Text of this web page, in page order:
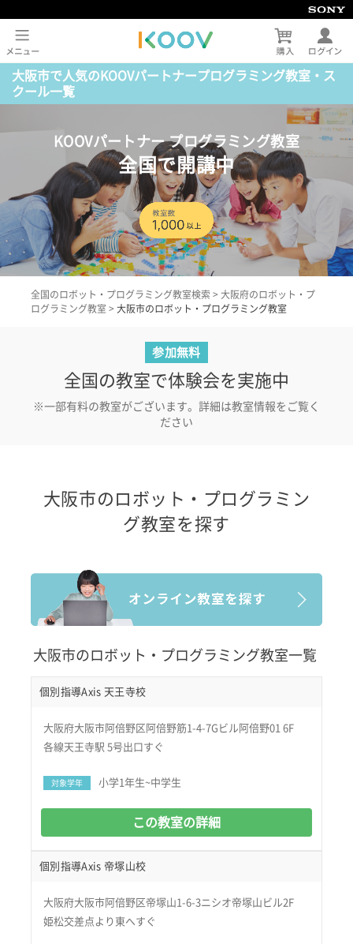
大阪市で人気のKOOVパートナープログラミング教室・ス
クール一覧
KOOVパートナー プログラミング教室
全国で開講中
全国のロボット・プログラミング教室検索 > 大阪府のロボット・プ
ログラミング教室 > 大阪市のロボット・プログラミング教室
参加無料
全国の教室で体験会を実施中
※一部有料の教室がございます。詳細は教室情報をご覧く
ださい
大阪市のロボット・プログラミン
グ教室を探す
大阪市のロボット・プログラミング教室一覧
個別指導Axis 天王寺校
大阪府大阪市阿倍野区阿倍野筋1-4-7Gビル阿倍野01 6F
各線天王寺駅 5号出口すぐ
対象学年 小学1年生~中学生
この教室の詳細
個別指導Axis 帝塚山校
大阪府大阪市阿倍野区帝塚山1-6-3ニシオ帝塚山ビル2F
姫松交差点より東へすぐ